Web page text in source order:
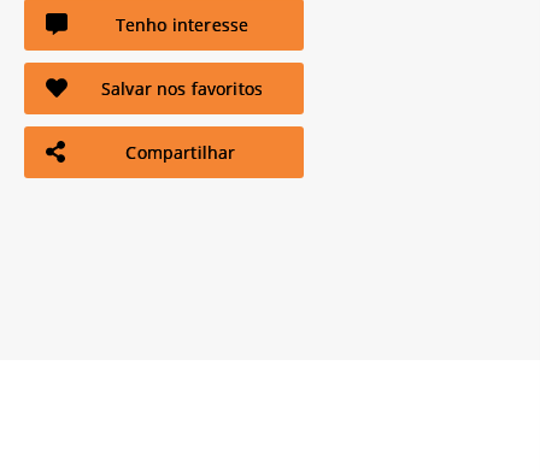
Tenho interesse
Salvar nos favoritos
Compartilhar